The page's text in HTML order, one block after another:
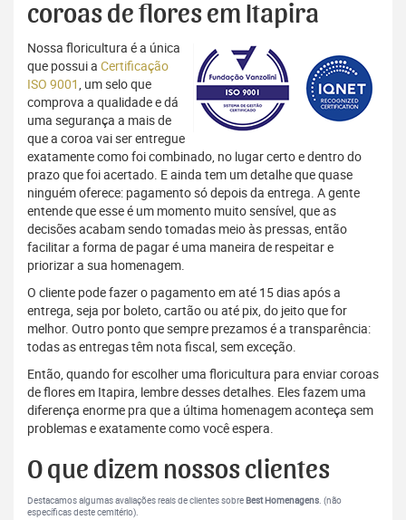
coroas de flores em Itapira
Nossa floricultura é a única
que possui a Certificação
ISO 9001, um selo que
comprova a qualidade e dá
uma segurança a mais de
que a coroa vai ser entregue
exatamente como foi combinado, no lugar certo e dentro do
prazo que foi acertado. E ainda tem um detalhe que quase
ninguém oferece: pagamento só depois da entrega. A gente
entende que esse é um momento muito sensível, que as
decisões acabam sendo tomadas meio às pressas, então
facilitar a forma de pagar é uma maneira de respeitar e
priorizar a sua homenagem.
O cliente pode fazer o pagamento em até 15 dias após a
entrega, seja por boleto, cartão ou até pix, do jeito que for
melhor. Outro ponto que sempre prezamos é a transparência:
todas as entregas têm nota fiscal, sem exceção.
Então, quando for escolher uma floricultura para enviar coroas
de flores em Itapira, lembre desses detalhes. Eles fazem uma
diferença enorme pra que a última homenagem aconteça sem
problemas e exatamente como você espera.
O que dizem nossos clientes
Destacamos algumas avaliações reais de clientes sobre Best Homenagens. (não
específicas deste cemitério).